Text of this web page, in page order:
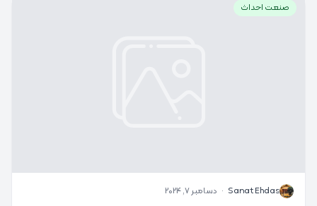
صنعت احداث
S
Sanat Ehdas
· دسامبر 7, 2024